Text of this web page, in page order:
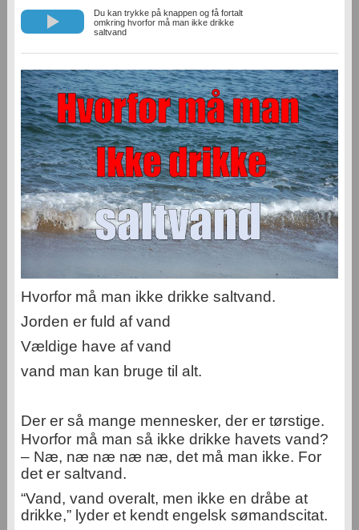
Du kan trykke på knappen og få fortalt
omkring hvorfor må man ikke drikke
saltvand
Hvorfor må man ikke drikke saltvand.
Jorden er fuld af vand
Vældige have af vand
vand man kan bruge til alt.
Der er så mange mennesker, der er tørstige.
Hvorfor må man så ikke drikke havets vand?
– Næ, næ næ næ næ, det må man ikke. For
det er saltvand.
“Vand, vand overalt, men ikke en dråbe at
drikke,” lyder et kendt engelsk sømandscitat.